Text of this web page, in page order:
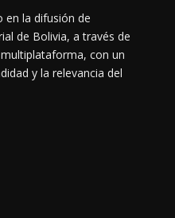
en la difusión de
de Bolivia, a través de
con un
y la relevancia del